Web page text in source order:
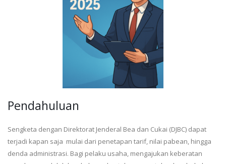
Pendahuluan
Sengketa dengan Direktorat Jenderal Bea dan Cukai (DJBC) dapat
terjadi kapan saja mulai dari penetapan tarif, nilai pabean, hingga
denda administrasi. Bagi pelaku usaha, mengajukan keberatan